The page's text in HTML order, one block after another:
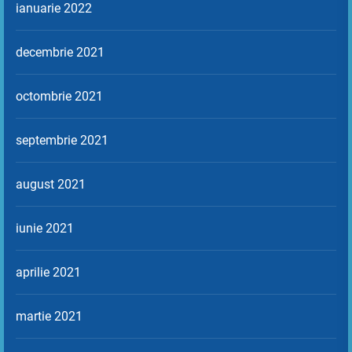
ianuarie 2022
decembrie 2021
octombrie 2021
septembrie 2021
august 2021
iunie 2021
aprilie 2021
martie 2021